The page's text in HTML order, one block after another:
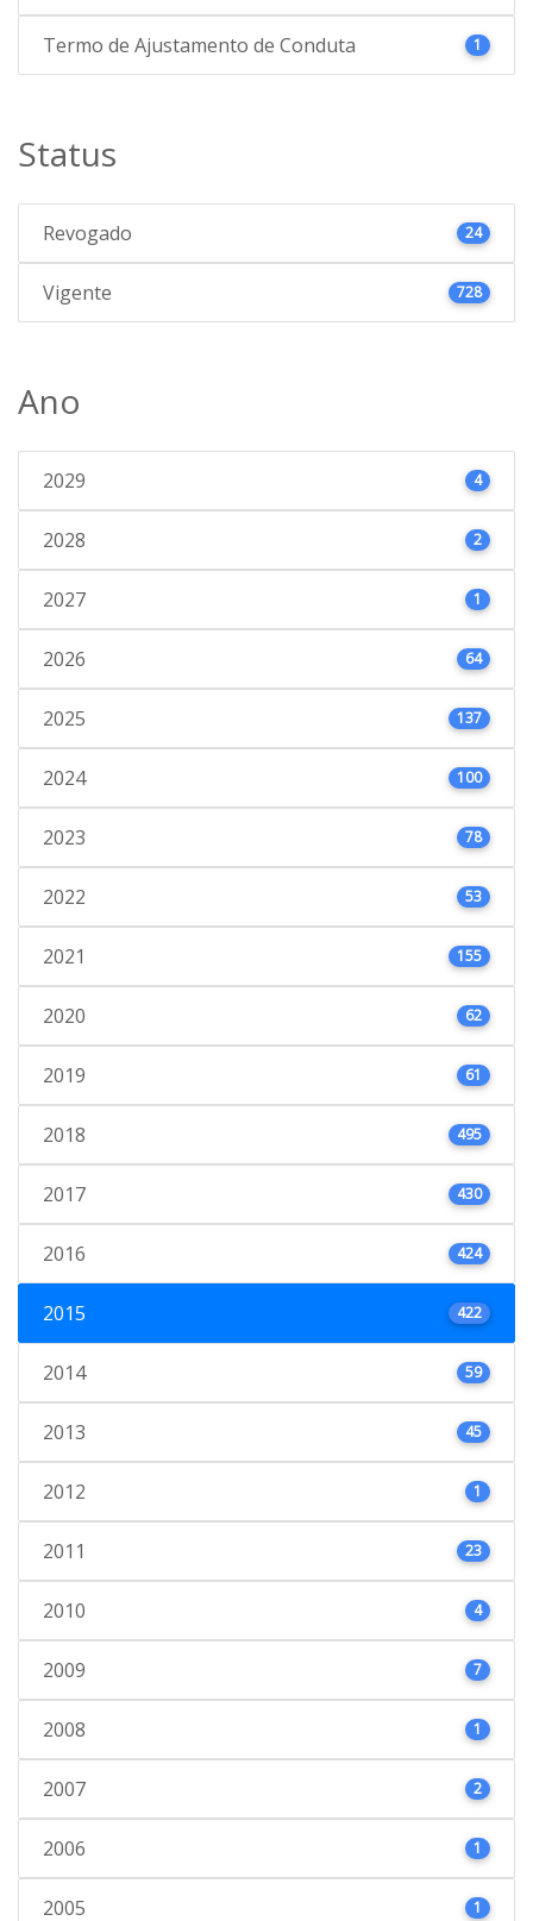
Termo de Ajustamento de Conduta 1
Status
Revogado 24
Vigente 728
Ano
2029 4
2028 2
2027 1
2026 64
2025 137
2024 100
2023 78
2022 53
2021 155
2020 62
2019 61
2018 495
2017 430
2016 424
2015 422
2014 59
2013 45
2012 1
2011 23
2010 4
2009 7
2008 1
2007 2
2006 1
2005 1